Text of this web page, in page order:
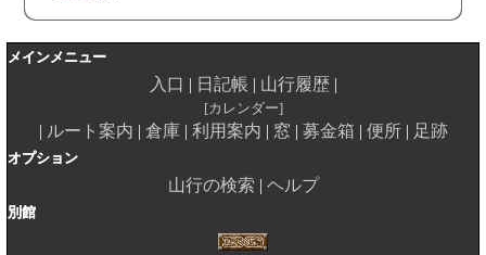
メインメニュー
入口 日記帳 山行履歴
カレンダー
ルート案内 倉庫 利用案内 窓 募金箱 便所 足跡
オプション
山行の検索 ヘルプ
別館